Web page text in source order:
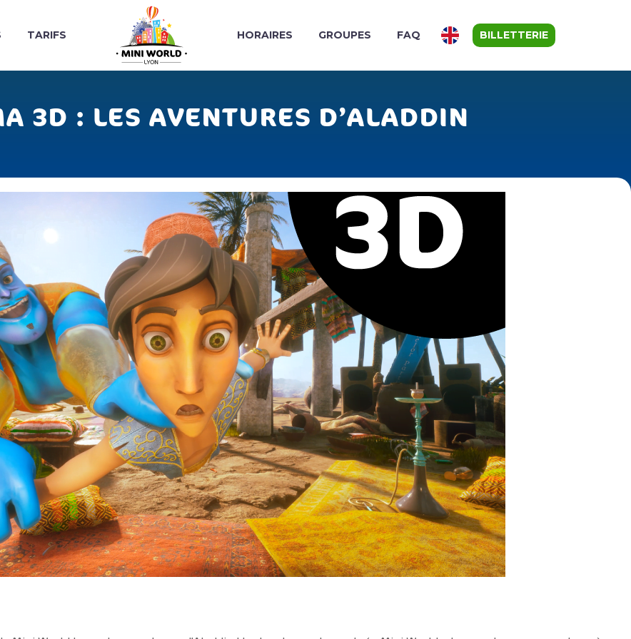
TARIFS HORAIRES GROUPES FAQ BILLETTERIE
3D : LES AVENTURES D’ALADDIN